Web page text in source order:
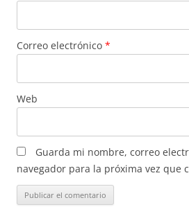
Correo electrónico *
Web
Guarda mi nombre, correo
navegador para la próxima vez que